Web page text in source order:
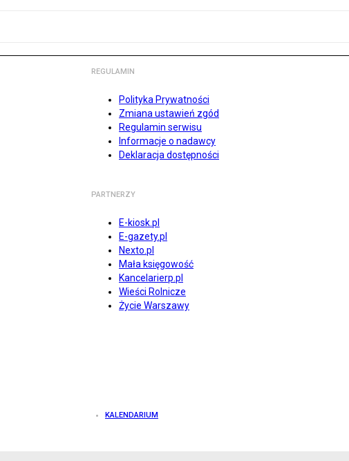
REGULAMIN
Polityka Prywatności
Zmiana ustawień zgód
Regulamin serwisu
Informacje o nadawcy
Deklaracja dostępności
PARTNERZY
E-kiosk.pl
E-gazety.pl
Nexto.pl
Mała księgowość
Kancelarierp.pl
Wieści Rolnicze
Życie Warszawy
KALENDARIUM